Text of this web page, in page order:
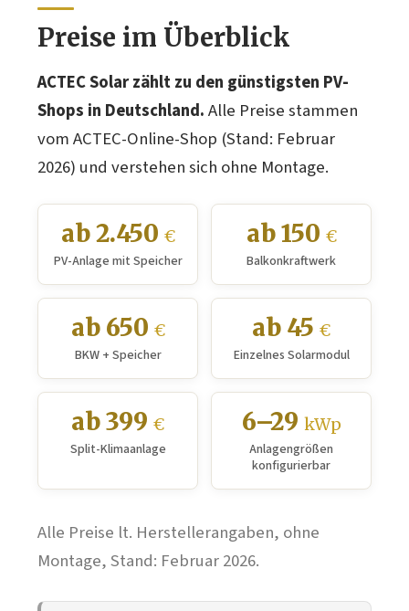
Preise im Überblick
ACTEC Solar zählt zu den günstigsten PV-
Shops in Deutschland.Alle Preise stammen
vom ACTEC-Online-Shop (Stand: Februar
2026) und verstehen sich ohne Montage.
ab 2.450 €
PV-Anlage mit Speicher
ab 150 €
Balkonkraftwerk
ab 650 €
BKW + Speicher
ab 45 €
Einzelnes Solarmodul
ab 399 €
Split-Klimaanlage
6–29 kWp
Anlagengrößen
konfigurierbar
Alle Preise lt. Herstellerangaben, ohne
Montage, Stand: Februar 2026.